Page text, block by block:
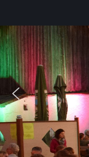
Zum
Inhalt
springen